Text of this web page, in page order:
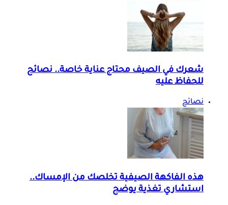
شعرك في الصيف محتاج عناية خاصة.. نصائح
للحفاظ عليه
نصائح
هذه الفاكهة الصيفية تخلصك من الإمساك..
استشاري تغذية يوضح